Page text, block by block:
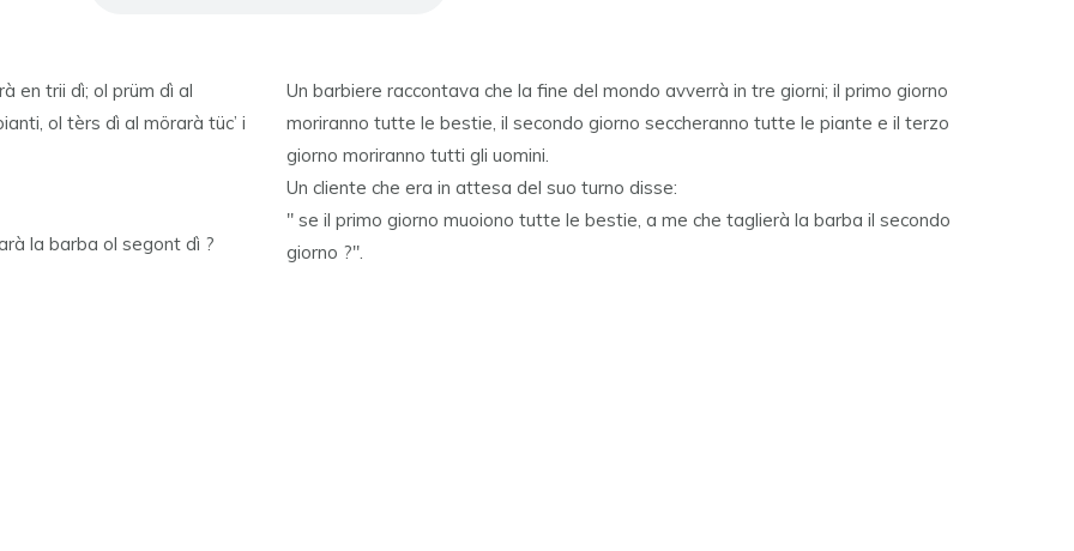
en trii dì; ol prüm dì al
ol tèrs dì al mörarà tüc’ i
la barba ol segont dì ?
Un barbiere raccontava che la fine del mondo avverrà in tre giorni; il primo giorno
moriranno tutte le bestie, il secondo giorno seccheranno tutte le piante e il terzo
giorno moriranno tutti gli uomini.
Un cliente che era in attesa del suo turno disse:
" se il primo giorno muoiono tutte le bestie, a me che taglierà la barba il secondo
giorno ?".